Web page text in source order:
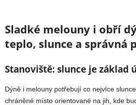
Sladké melouny i obří
teplo, slunce a správná
Stanoviště: slunce je základ
Dýně i melouny potřebují co nejvíce
chráněné místo orientované na jih, kde